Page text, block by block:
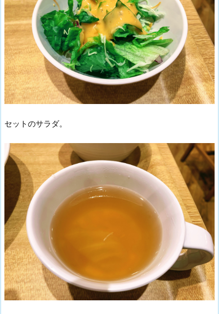
セットのサラダ。